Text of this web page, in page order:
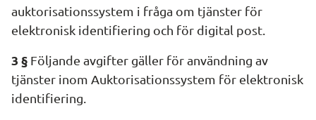
auktorisationssystem i fråga om tjänster för
elektronisk identifiering och för digital post.
3 § Följande avgifter gäller för användning av
tjänster inom Auktorisationssystem för elektronisk
identifiering.